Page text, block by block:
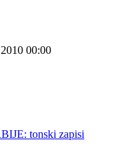
00:00
tonski zapisi